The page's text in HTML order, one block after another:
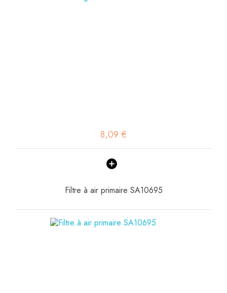
8,09 €
Filtre à air primaire SA10695